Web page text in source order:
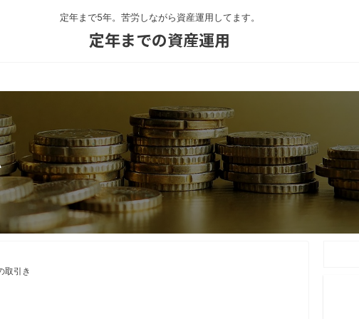
定年まで5年。苦労しながら資産運用してます。
定年までの資産運用
取引き